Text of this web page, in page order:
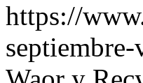
https://